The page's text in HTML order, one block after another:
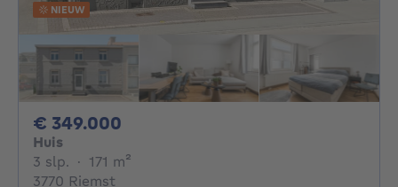
NIEUW
€ 349.000
Huis
3 slp. 3 slaapkamers
· 171 m²
3770 Riemst